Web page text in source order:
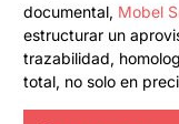
documental, Mobel
estructurar un
trazabilidad,
total, no solo en